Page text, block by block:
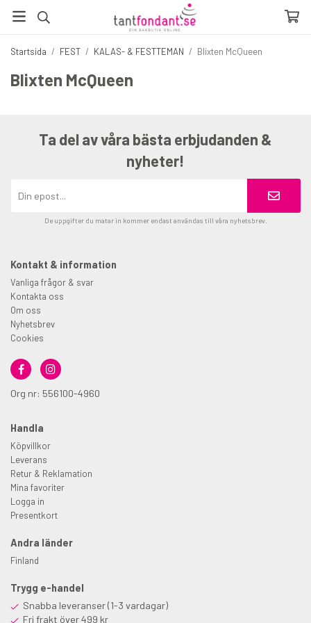
Startsida / FEST / KALAS- & FESTTEMAN / Blixten McQueen
Blixten McQueen
Ta del av våra bästa erbjudanden &
nyheter!
De uppgifter du matar in kommer endast användas till våra nyhetsbrev.
Kontakt & information
Vanliga frågor & svar
Kontakta oss
Om oss
Nyhetsbrev
Cookies
Org nr: 556100-4960
Handla
Köpvillkor
Leverans
Retur & Reklamation
Mina favoriter
Logga in
Presentkort
Andra länder
Finland
Trygg e-handel
Snabba leveranser (1-3 vardagar)
Fri frakt över 499 kr